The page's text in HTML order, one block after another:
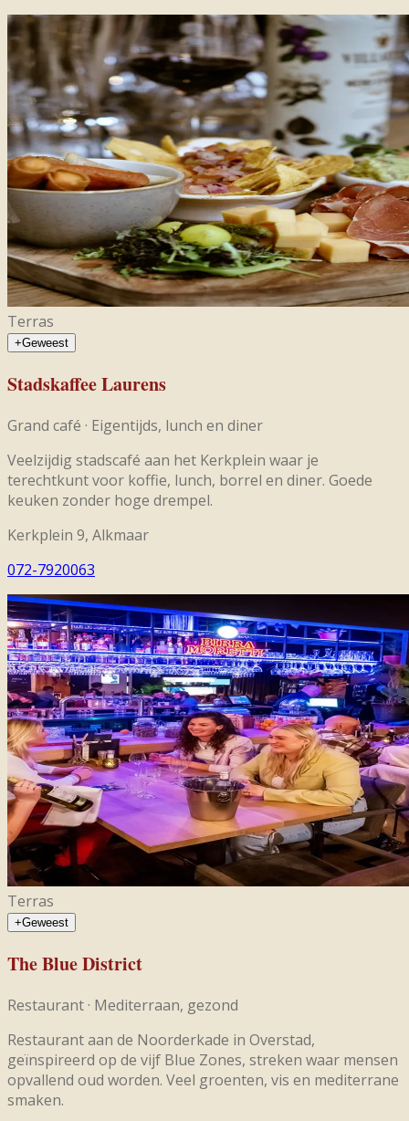
Terras
+Geweest
Stadskaffee Laurens
Grand café · Eigentijds, lunch en diner
Veelzijdig stadscafé aan het Kerkplein waar je
terechtkunt voor koffie, lunch, borrel en diner. Goede
keuken zonder hoge drempel.
Kerkplein 9, Alkmaar
072-7920063
Terras
+Geweest
The Blue District
Restaurant · Mediterraan, gezond
Restaurant aan de Noorderkade in Overstad,
geïnspireerd op de vijf Blue Zones, streken waar mensen
opvallend oud worden. Veel groenten, vis en mediterrane
smaken.